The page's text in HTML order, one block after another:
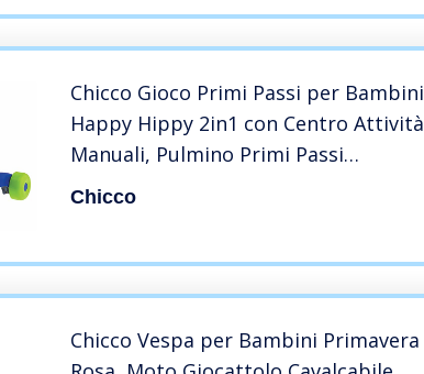
Chicco Gioco Primi Passi per Bambini
Happy Hippy 2in1 con Centro Attività
Manuali, Pulmino Primi Passi
Colorato con 4 Grandi Ruote,
Chicco
Chicco Vespa per Bambini Primavera